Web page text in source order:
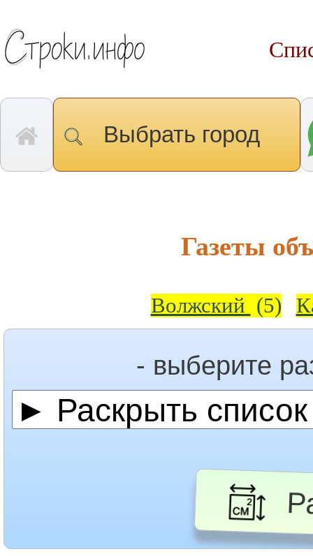
Выбрать город
Газеты
Волжский (5)
- выберите